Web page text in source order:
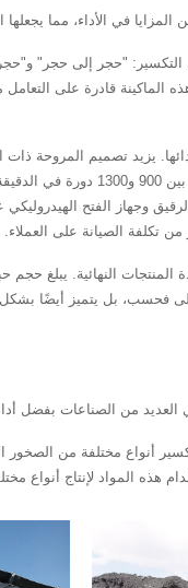
التكسير: "حجر إلى حجر"
قادرة على
(315 كيلو واط × 2)
وجهاز الفتح
تكلفة الصيانة على العملاء.
فحسب، بل يتميز
أنواع مختلفة من الصخور
هذه المواد لإنتاج أنواع